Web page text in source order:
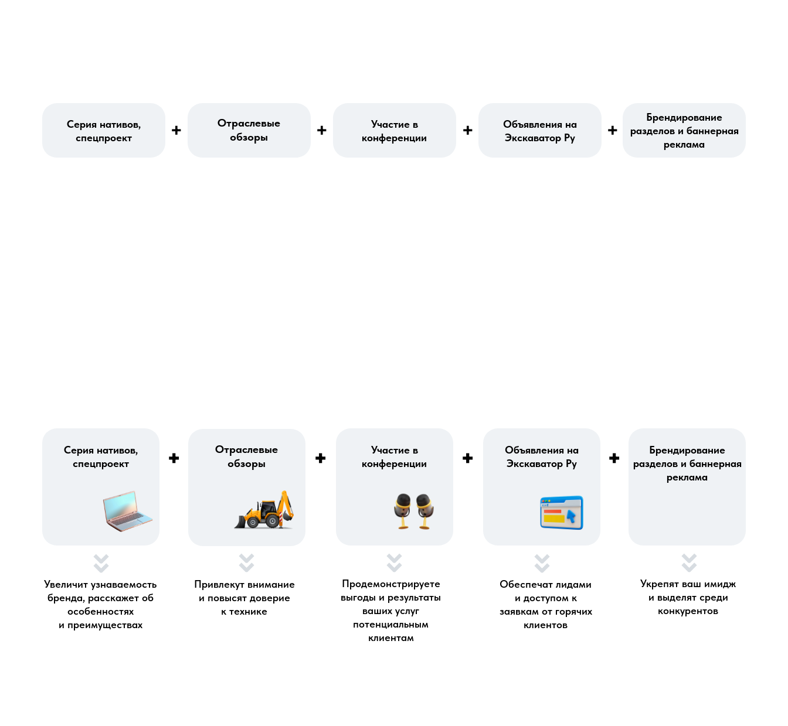
+ + + +
Участие в
конференции
Объявления на
Экскаватор Ру
Брендирование
разделов и баннерная
реклама
Отраслевые
обзоры
Серия нативов,
спецпроект
+ + + +
Участие в
конференции
Объявления на
Экскаватор Ру
Брендирование
разделов и баннерная
реклама
Отраслевые
обзоры
Серия нативов,
спецпроект
Привлекут внимание
и повысят доверие
к технике
Продемонстрируете
выгоды и результаты
ваших услуг
потенциальным
клиентам
Обеспечат лидами
и доступом к
заявкам от горячих
клиентов
Укрепят ваш имидж
и выделят среди
конкурентов
Увеличит узнаваемость
бренда, расскажет об
особенностях
и преимуществах